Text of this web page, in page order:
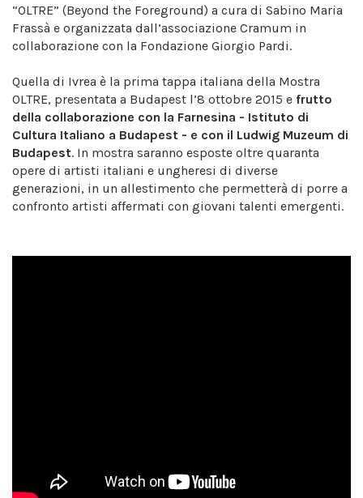
“OLTRE” (Beyond the Foreground) a cura di Sabino Maria
Frassà e organizzata dall’associazione Cramum in
collaborazione con la Fondazione Giorgio Pardi.
Quella di Ivrea è la prima tappa italiana della Mostra
OLTRE, presentata a Budapest l’8 ottobre 2015 e frutto
della collaborazione con la Farnesina - Istituto di
Cultura Italiano a Budapest - e con il Ludwig Muzeum di
Budapest. In mostra saranno esposte oltre quaranta
opere di artisti italiani e ungheresi di diverse
generazioni, in un allestimento che permetterà di porre a
confronto artisti affermati con giovani talenti emergenti.